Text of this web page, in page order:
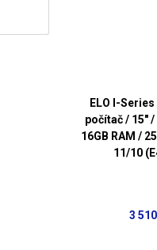
ELO I-
počítač / 15"
16GB RAM /
11/10
3